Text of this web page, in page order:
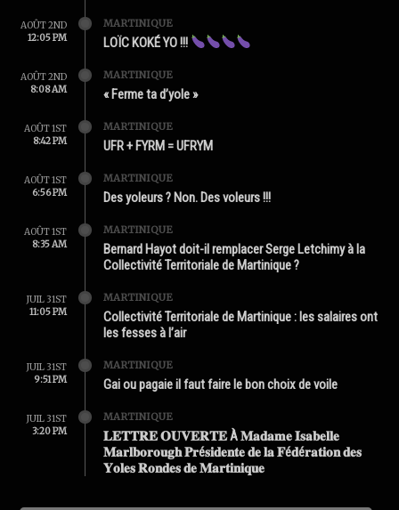
AOÛT 2ND
12:05 PM
MARTINIQUE
LOÏC KOKÉ YO !!!
AOÛT 2ND
8:08 AM
MARTINIQUE
« Ferme ta d’yole »
AOÛT 1ST
8:42 PM
MARTINIQUE
UFR + FYRM = UFRYM
AOÛT 1ST
6:56 PM
MARTINIQUE
Des yoleurs ? Non. Des voleurs !!!
AOÛT 1ST
8:35 AM
MARTINIQUE
Bernard Hayot doit-il remplacer Serge Letchimy à la
Collectivité Territoriale de Martinique ?
JUIL 31ST
11:05 PM
MARTINIQUE
Collectivité Territoriale de Martinique : les salaires ont
les fesses à l’air
JUIL 31ST
9:51 PM
MARTINIQUE
Gai ou pagaie il faut faire le bon choix de voile
JUIL 31ST
3:20 PM
MARTINIQUE
𝐋𝐄𝐓𝐓𝐑𝐄 𝐎𝐔𝐕𝐄𝐑𝐓𝐄 À 𝐌𝐚𝐝𝐚𝐦𝐞 𝐈𝐬𝐚𝐛𝐞𝐥𝐥𝐞
𝐌𝐚𝐫𝐥𝐛𝐨𝐫𝐨𝐮𝐠𝐡 𝐏𝐫é𝐬𝐢𝐝𝐞𝐧𝐭𝐞 𝐝𝐞 𝐥𝐚 𝐅é𝐝é𝐫𝐚𝐭𝐢𝐨𝐧 𝐝𝐞𝐬
𝐘𝐨𝐥𝐞𝐬 𝐑𝐨𝐧𝐝𝐞𝐬 𝐝𝐞 𝐌𝐚𝐫𝐭𝐢𝐧𝐢𝐪𝐮𝐞